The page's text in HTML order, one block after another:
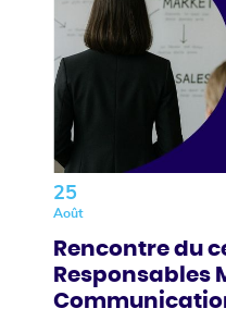
25
Août
Rencontre du
Responsables